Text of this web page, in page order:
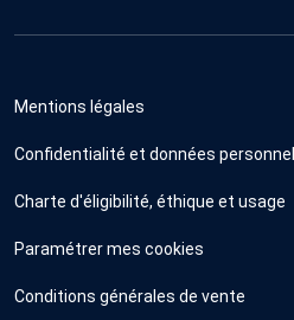
Mentions légales
Confidentialité et données
Charte d'éligibilité, éthique et usage
Paramétrer mes cookies
Conditions générales de vente